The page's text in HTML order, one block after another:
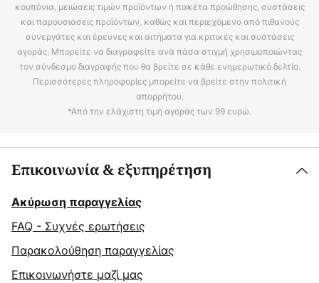
κουπόνια, μειώσεις τιμών προϊόντων ή πακέτα προώθησης, συστάσεις
και παρουσιάσεις προϊόντων, καθώς και περιεχόμενο από πιθανούς
συνεργάτες και έρευνες και αιτήματα για κριτικές και συστάσεις
αγοράς. Μπορείτε να διαγραφείτε ανά πάσα στιγμή χρησιμοποιώντας
τον σύνδεσμο διαγραφής που θα βρείτε σε κάθε ενημερωτικό δελτίο.
Περισσότερες πληροφορίες μπορείτε να βρείτε στην πολιτική
απορρήτου.
*Από την ελάχιστη τιμή αγοράς των 99 ευρώ.
Επικοινωνία & εξυπηρέτηση
Ακύρωση παραγγελίας
FAQ - Συχνές ερωτήσεις
Παρακολούθηση παραγγελίας
Επικοινωνήστε μαζί μας